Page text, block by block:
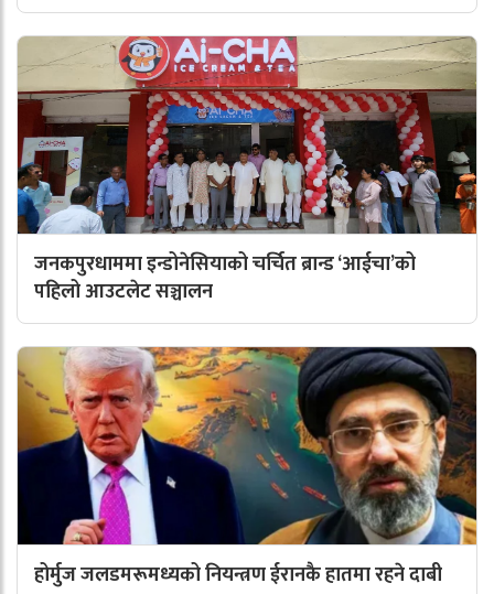
जनकपुरधाममा इन्डोनेसियाको चर्चित ब्रान्ड ‘आईचा’को
पहिलो आउटलेट सञ्चालन
होर्मुज जलडमरूमध्यको नियन्त्रण ईरानकै हातमा रहने दाबी